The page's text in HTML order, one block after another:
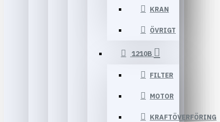
KRAN
ÖVRIGT
1210B
FILTER
MOTOR
KRAFTÖVERFÖRING